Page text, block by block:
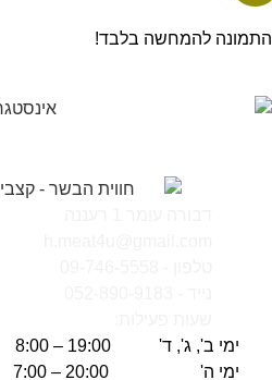
התמונה להמחשה בלבד!
ימי ב', ג', ד' 19:00 – 8:00
ימי ה' 20:00 – 7:00